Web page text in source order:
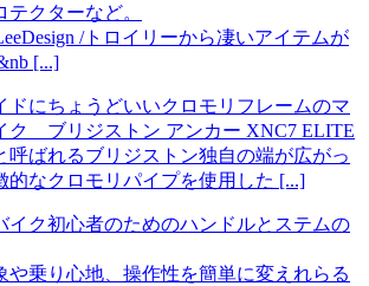
テクターなど。
/トロイリーから凄いアイテムが
[...]
ドにちょうどいいクロモリフレームのマ
ク ブリジストン アンカー XNC7 ELITE
呼ばれるブリジストン独自の端が広がっ
的なクロモリパイプを使用した [...]
イク初心者のためのハンドルとステムの
や乗り心地、操作性を簡単に変えれらる